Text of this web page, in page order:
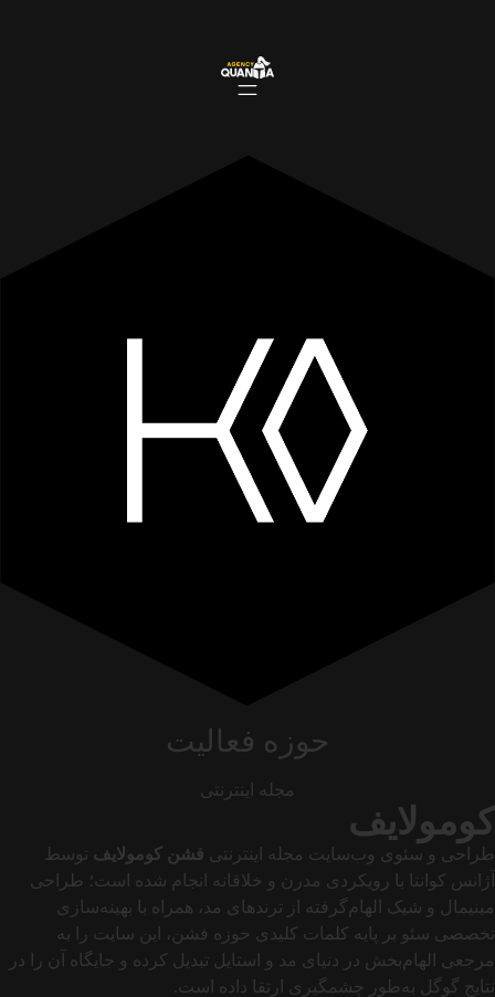
حوزه فعالیت
مجله اینترنتی
کومولایف
طراحی و سئوی وب‌سایت مجله اینترنتی فشن کومولایف توسط
آژانس کوانتا با رویکردی مدرن و خلاقانه انجام شده است؛ طراحی
مینیمال و شیک الهام‌گرفته از ترندهای مد، همراه با بهینه‌سازی
تخصصی سئو بر پایه کلمات کلیدی حوزه فشن، این سایت را به
مرجعی الهام‌بخش در دنیای مد و استایل تبدیل کرده و جایگاه آن را در
نتایج گوگل به‌طور چشمگیری ارتقا داده است.